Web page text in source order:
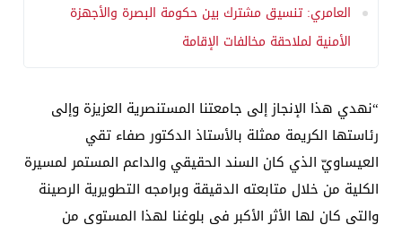
العامري: تنسيق مشترك بين حكومة البصرة والأجهزة
الأمنية لملاحقة مخالفات الإقامة
“نهدي هذا الإنجاز إلى جامعتنا المستنصرية العزيزة وإلى
رئاستها الكريمة ممثلة بالأستاذ الدكتور صفاء تقي
العيساويّ الذي كان السند الحقيقي والداعم المستمر لمسيرة
الكلية من خلال متابعته الدقيقة وبرامجه التطويرية الرصينة
والتي كان لها الأثر الأكبر في بلوغنا لهذا المستوى من